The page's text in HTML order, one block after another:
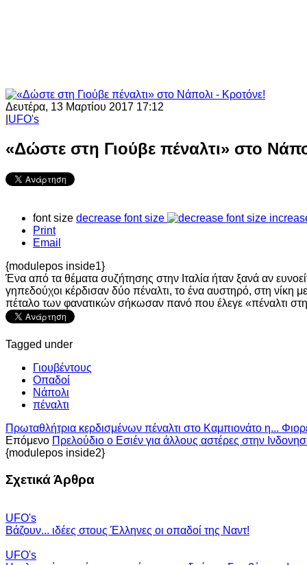
Δευτέρα, 13 Μαρτίου 2017 17:12
UFO's
«Δώστε στη Γιούβε πέναλτι» στο
font size decrease font size
Print
Email
{modulepos inside1}
Ένα από τα θέματα συζήτησης στην Ιταλία ήταν ξανά αν
γηπεδούχοι κέρδισαν δύο πέναλτι, το ένα αυστηρό, στη
πέταλο των φανατικών σήκωσαν πανό που έλεγε «πέναλτι
Tagged under
Γιουβέντους
Οπαδοί
Νάπολι
πέναλτι
Πρωταθλήτρια κερδισμένων πέναλτι στο Καμπιονάτο η...
Επόμενο Πρελούδιο ο Εσιέν για άλλους αστέρες στην
{modulepos inside2}
Σχετικά Άρθρα
UFO's
Βάζουν... ιδέες στους Έλληνες οι οπαδοί της Ναντ!
UFO's